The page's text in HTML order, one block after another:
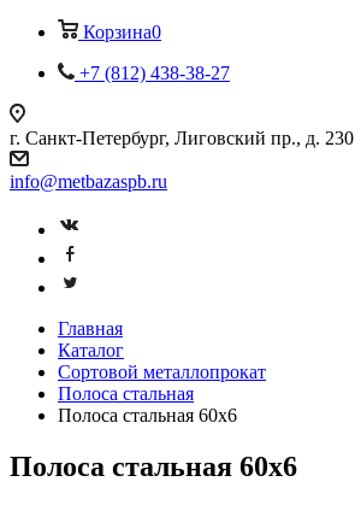
Корзина0
+7 (812) 438-38-27
г. Санкт-Петербург, Лиговский пр., д. 230
info@metbazaspb.ru
Главная
Каталог
Сортовой металлопрокат
Полоса стальная
Полоса стальная 60х6
Полоса стальная 60х6